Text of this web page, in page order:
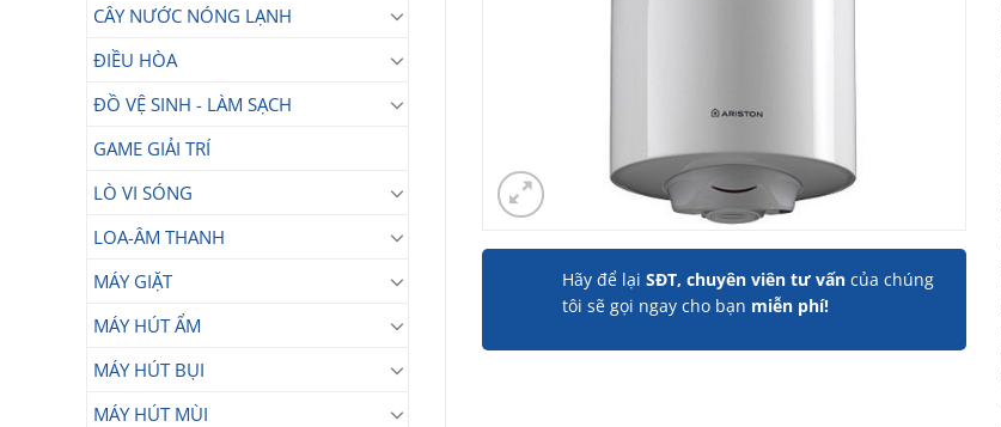
CÂY NƯỚC NÓNG LẠNH
ĐIỀU HÒA
ĐỒ VỆ SINH - LÀM SẠCH
GAME GIẢI TRÍ
LÒ VI SÓNG
LOA-ÂM THANH
MÁY GIẶT
MÁY HÚT ẨM
MÁY HÚT BỤI
MÁY HÚT MÙI
Hãy để lại SĐT, chuyên viên tư vấn của chúng
tôi sẽ gọi ngay cho bạn miễn phí!